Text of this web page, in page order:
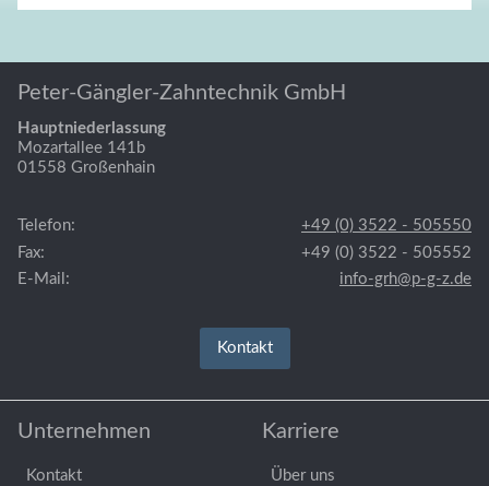
Peter-Gängler-Zahntechnik GmbH
Hauptniederlassung
Mozartallee 141b
01558 Großenhain
Telefon:
+49 (0) 3522 - 505550
Fax:
+49 (0) 3522 - 505552
E-Mail:
info-grh@p-g-z.de
Kontakt
Unternehmen
Navigation
Kontakt
Karriere
Navigation
Über uns